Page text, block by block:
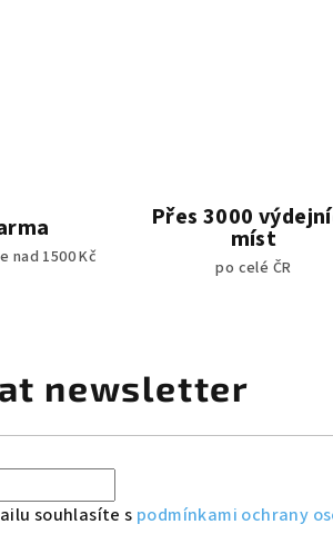
nad 1500 Kč
Přes 3000
míst
po celé ČR
newsletter
souhlasíte s podmínkami ochrany